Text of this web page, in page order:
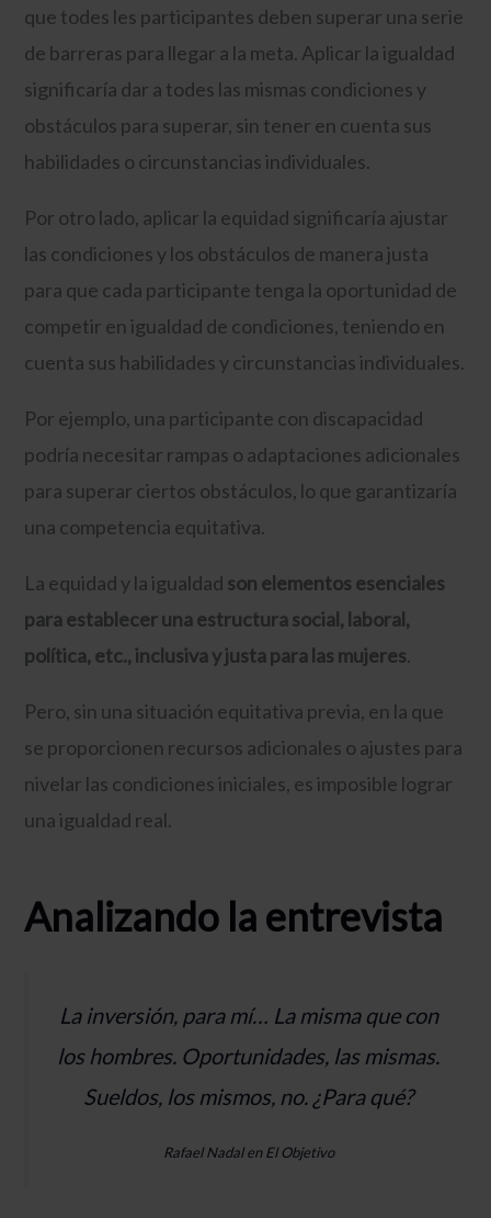
que todes les participantes deben superar una serie
de barreras para llegar a la meta. Aplicar la igualdad
significaría dar a todes las mismas condiciones y
obstáculos para superar, sin tener en cuenta sus
habilidades o circunstancias individuales.
Por otro lado, aplicar la equidad significaría ajustar
las condiciones y los obstáculos de manera justa
para que cada participante tenga la oportunidad de
competir en igualdad de condiciones, teniendo en
cuenta sus habilidades y circunstancias individuales.
Por ejemplo, una participante con discapacidad
podría necesitar rampas o adaptaciones adicionales
para superar ciertos obstáculos, lo que garantizaría
una competencia equitativa.
La equidad y la igualdad son elementos esenciales
para establecer una estructura social, laboral,
política, etc., inclusiva y justa para las mujeres.
Pero, sin una situación equitativa previa, en la que
se proporcionen recursos adicionales o ajustes para
nivelar las condiciones iniciales, es imposible lograr
una igualdad real.
Analizando la entrevista
La inversión, para mí… La misma que con
los hombres. Oportunidades, las mismas.
Sueldos, los mismos, no. ¿Para qué?
Rafael Nadal en El Objetivo